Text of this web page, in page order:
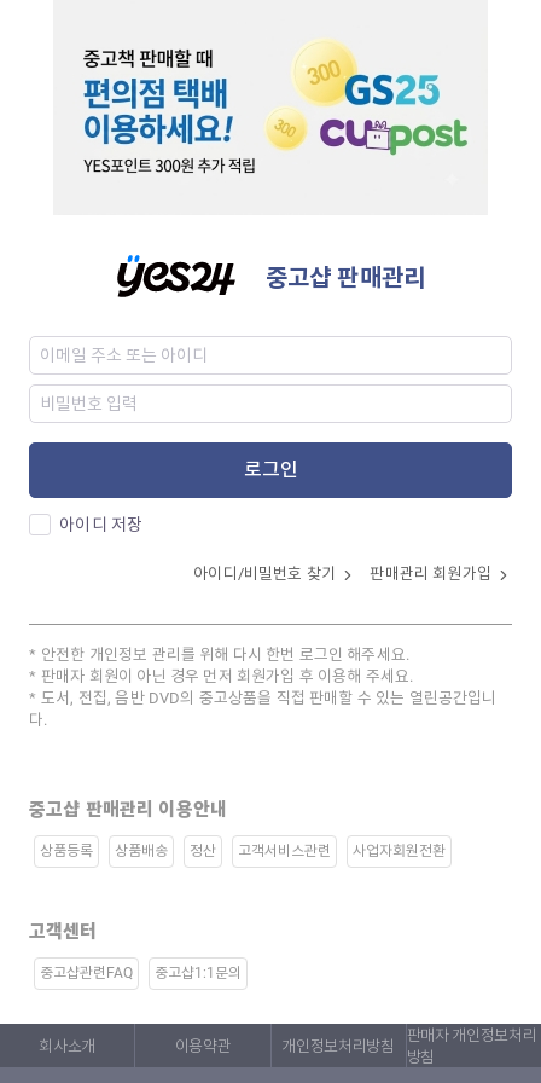
중고샵 판매관리
로그인
아이디 저장
아이디/비밀번호 찾기 판매관리 회원가입
안전한 개인정보 관리를 위해 다시 한번 로그인 해주세요.
판매자 회원이 아닌 경우 먼저 회원가입 후 이용해 주세요.
도서, 전집, 음반 DVD의 중고상품을 직접 판매할 수 있는 열린공간입니
다.
중고샵 판매관리 이용안내
상품등록 상품배송 정산 고객서비스관련 사업자회원전환
고객센터
중고샵관련FAQ 중고샵1:1문의
회사소개 이용약관 개인정보처리방침
판매자 개인정보처리
방침